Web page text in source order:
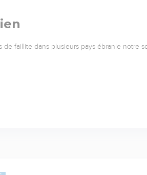
faillite dans plusieurs pays ébranle notre